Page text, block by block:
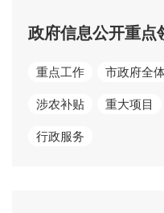
政府信息公开重点
重点工作 市政府全
涉农补贴 重大项目
行政服务